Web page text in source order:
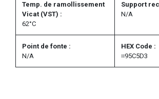
Temp. de ramollissement
Vicat (VST) :
62°C
Support
N/A
Point de fonte :
N/A
HEX Code :
⌗95C5D3